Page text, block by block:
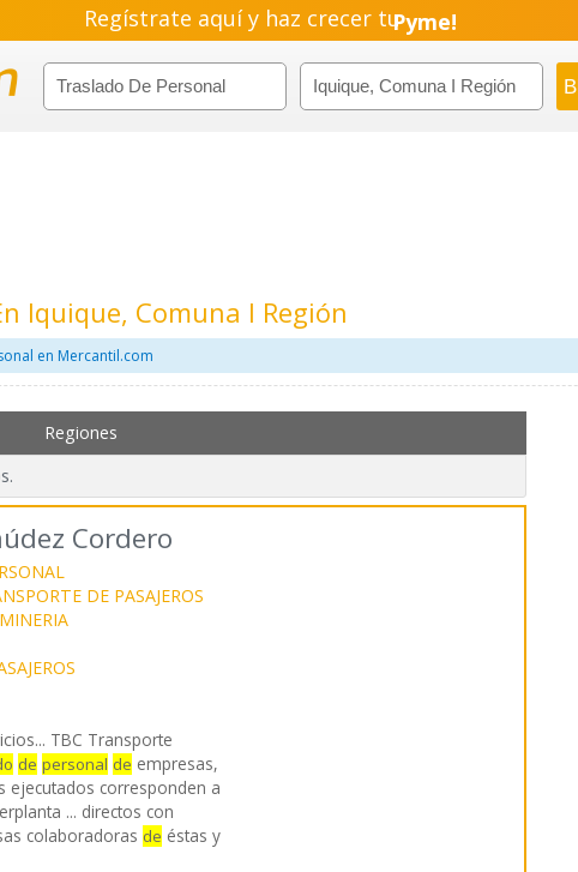
Regístrate aquí y haz crecer tuPyme!
Emprendimiento!
Iquique, Comuna I Región
en Mercantil.com
Regiones
Cordero
DE PASAJEROS
TBC Transporte
de personal de empresas,
ejecutados corresponden a
... directos con
colaboradoras de éstas y